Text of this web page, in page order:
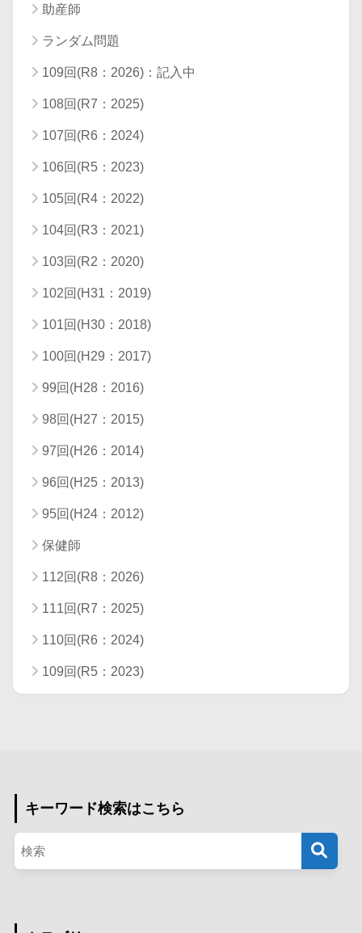
助産師
ランダム問題
109回(R8：2026)：記入中
108回(R7：2025)
107回(R6：2024)
106回(R5：2023)
105回(R4：2022)
104回(R3：2021)
103回(R2：2020)
102回(H31：2019)
101回(H30：2018)
100回(H29：2017)
99回(H28：2016)
98回(H27：2015)
97回(H26：2014)
96回(H25：2013)
95回(H24：2012)
保健師
112回(R8：2026)
111回(R7：2025)
110回(R6：2024)
109回(R5：2023)
キーワード検索はこちら